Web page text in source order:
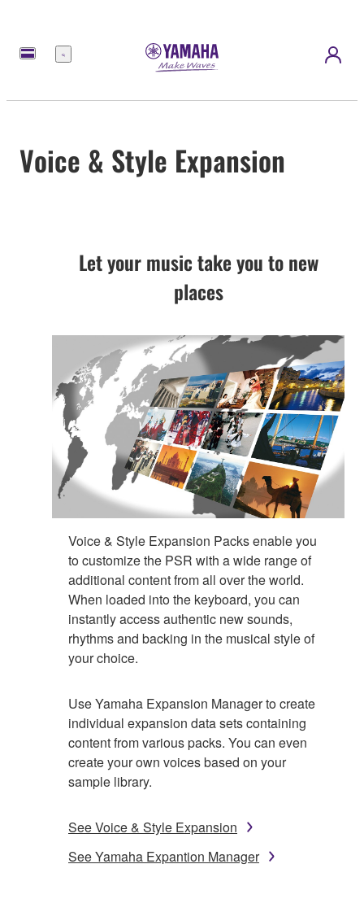
Menu
Voice & Style Expansion
Let your music take you to new
places
Voice & Style Expansion Packs enable you
to customize the PSR with a wide range of
additional content from all over the world.
When loaded into the keyboard, you can
instantly access authentic new sounds,
rhythms and backing in the musical style of
your choice.
Use Yamaha Expansion Manager to create
individual expansion data sets containing
content from various packs. You can even
create your own voices based on your
sample library.
See Voice & Style Expansion
See Yamaha Expantion Manager